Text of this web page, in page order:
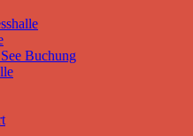
Buchung